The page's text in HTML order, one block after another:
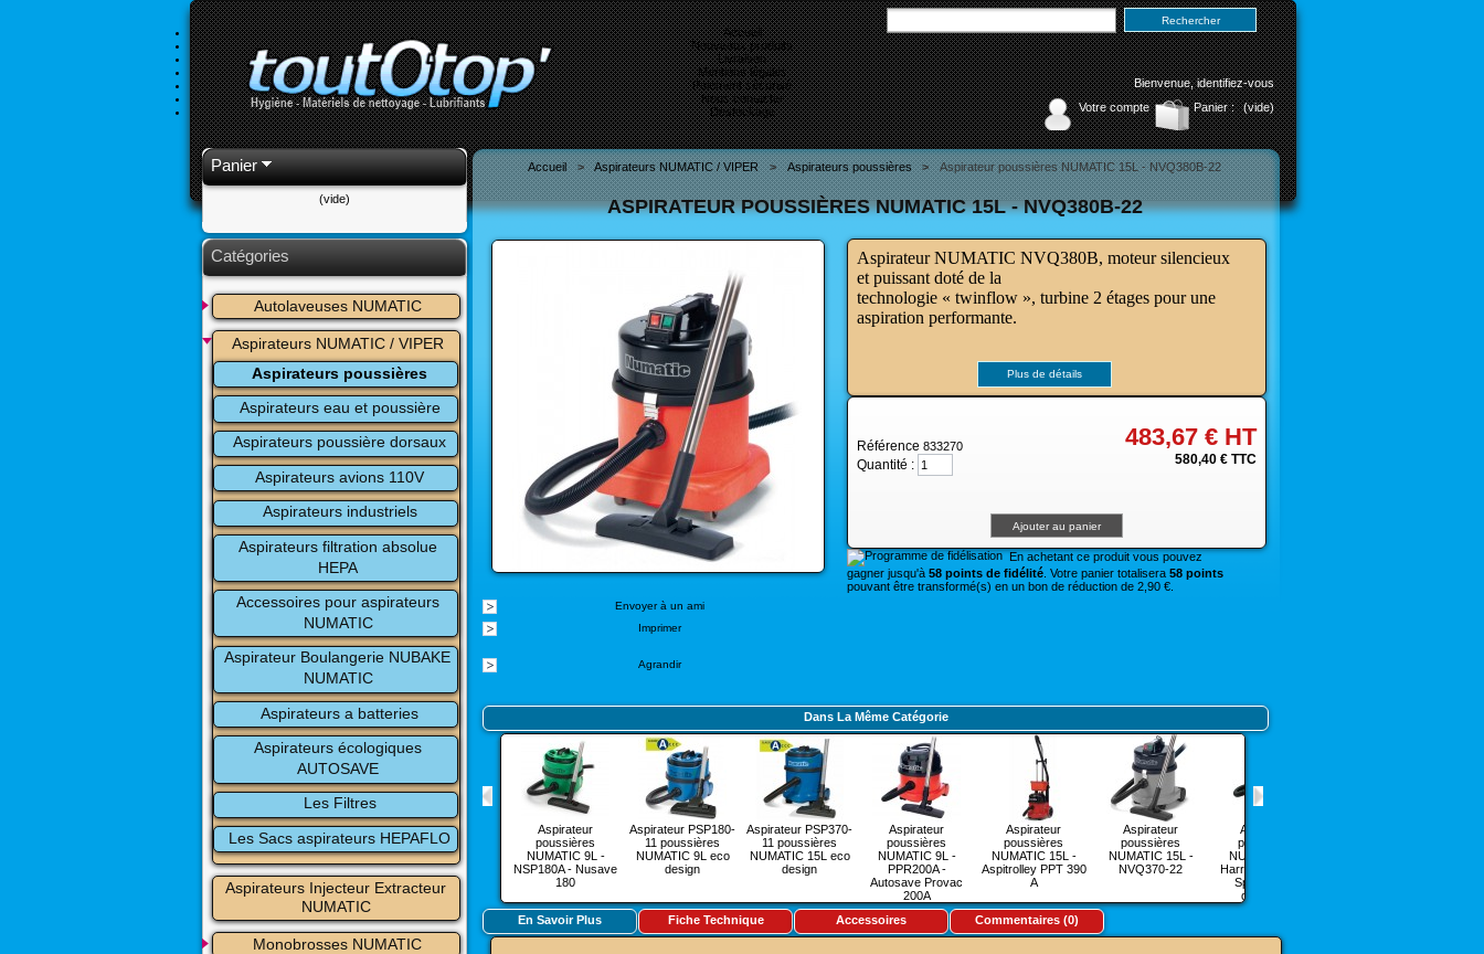
Bienvenue,identifiez-vous
Panier :
(vide)
Votre compte
Accueil
Nouveaux produits
Livraison
Mentions légales
Paiement sécurisé
Nous contacter
Destockage
Panier
(vide)
Catégories
Autolaveuses NUMATIC
Aspirateurs NUMATIC / VIPER
Aspirateurs poussières
Aspirateurs eau et poussière
Aspirateurs poussière dorsaux
Aspirateurs avions 110V
Aspirateurs industriels
Aspirateurs filtration absolue
HEPA
Accessoires pour aspirateurs
NUMATIC
Aspirateur Boulangerie NUBAKE
NUMATIC
Aspirateurs a batteries
Aspirateurs écologiques
AUTOSAVE
Les Filtres
Les Sacs aspirateurs HEPAFLO
Aspirateurs Injecteur Extracteur
NUMATIC
Monobrosses NUMATIC
Accueil > Aspirateurs NUMATIC / VIPER > Aspirateurs poussières > Aspirateur poussières NUMATIC 15L - NVQ380B-22
ASPIRATEUR POUSSIÈRES NUMATIC 15L - NVQ380B-22
Envoyer à un ami
Imprimer
Agrandir
Aspirateur NUMATIC NVQ380B, moteur silencieux
et puissant doté de la
technologie « twinflow », turbine 2 étages pour une
aspiration performante.
Plus de détails
483,67 €HT
580,40 €TTC
Référence833270
Quantité :
En achetant ce produit vous pouvez
gagner jusqu'à 58 points de fidélité . Votre panier totalisera 58 points
pouvant être transformé(s) en un bon de réduction de 2,90 €.
Dans La Même Catégorie
Aspirateur
poussières
NUMATIC 9L -
NSP180A - Nusave
180
Aspirateur PSP180-
11 poussières
NUMATIC 9L eco
design
Aspirateur PSP370-
11 poussières
NUMATIC 15L eco
design
Aspirateur
poussières
NUMATIC 9L -
PPR200A -
Autosave Provac
200A
Aspirateur
poussières
NUMATIC 15L -
Aspitrolley PPT 390
A
Aspirateur
poussières
NUMATIC 15L -
NVQ370-22
Aspirateur
poussières
NUMATIC 9L -
Harry HHR200A -
Spécial poils
d'animaux
En Savoir Plus Fiche Technique Accessoires Commentaires (0)